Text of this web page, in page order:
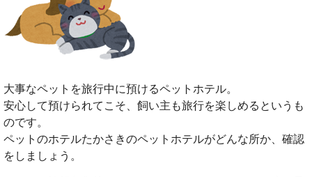
大事なペットを旅行中に預けるペットホテル。
安心して預けられてこそ、飼い主も旅行を楽しめるというも
のです。
ペットのホテルたかさきのペットホテルがどんな所か、確認
をしましょう。